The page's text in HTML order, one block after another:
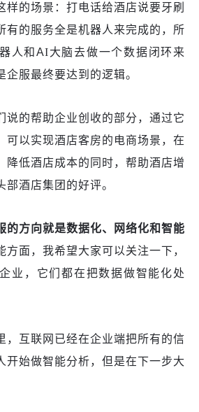
样的场景： 打电话给酒店说要牙刷
有的服务全是机器人 来完成的 ， 所
人和AI大脑去做一个数据闭环来
企服最终要达到的逻辑。
说的帮助企业创收的部分，通过它
可以实现酒店客房的电商场景，在
降低酒店成本的同时，帮助酒店增
酒店集团的好评。
的方向就是数据化、网络化和智能
方面 ，我希望大家可以关注一下，
业 ， 它们都在把数据做智能化处
，互联网已经在企业端把所有的信
开始做智能分析，但是在下一步大